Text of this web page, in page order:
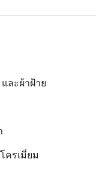
ละผ้าฝ้าย
ครเมี่ยม